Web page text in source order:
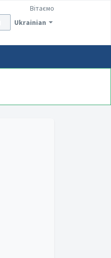
Ukrainian
Вітаємо